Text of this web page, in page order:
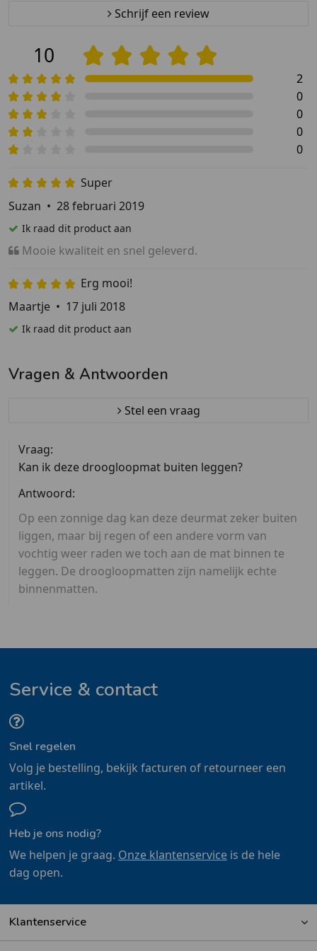
Schrijf een review
10
2
0
0
0
0
Super
Suzan • 28 februari 2019
Ik raad dit product aan
Mooie kwaliteit en snel geleverd.
Erg mooi!
Maartje • 17 juli 2018
Ik raad dit product aan
Vragen & Antwoorden
Stel een vraag
Vraag:
Kan ik deze droogloopmat buiten leggen?
Antwoord:
Op een zonnige dag kan deze deurmat zeker buiten
liggen, maar bij regen of een andere vorm van
vochtig weer raden we toch aan de mat binnen te
leggen. De droogloopmatten zijn namelijk echte
binnenmatten.
Service & contact
Snel regelen
Volg je bestelling, bekijk facturen of retourneer een
artikel.
Heb je ons nodig?
We helpen je graag. Onze klantenserviceis de hele
dag open.
Klantenservice